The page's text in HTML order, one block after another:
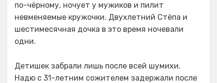
по-чёрному, ночует у мужиков и пилит
невменяемые кружочки. Двухлетний Стёпа и
шестимесячная дочка в это время ночевали
одни.
Детишек забрали лишь после всей шумихи.
Надю с 31-летним сожителем задержали после